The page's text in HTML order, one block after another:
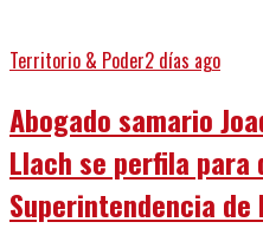
Territorio & Poder2 días ago
Abogado samario
Llach se perfila
Superintendencia